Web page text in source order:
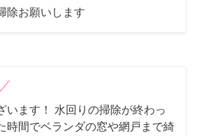
除お願いします
います！ 水回りの掃除が終わっ
時間でベランダの窓や網戸まで綺